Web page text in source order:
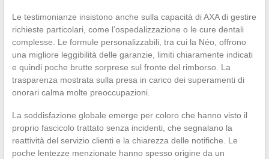
Le testimonianze insistono anche sulla capacità di AXA di gestire
richieste particolari, come l’ospedalizzazione o le cure dentali
complesse. Le formule personalizzabili, tra cui la Néo, offrono
una migliore leggibilità delle garanzie, limiti chiaramente indicati
e quindi poche brutte sorprese sul fronte del rimborso. La
trasparenza mostrata sulla presa in carico dei superamenti di
onorari calma molte preoccupazioni.
La soddisfazione globale emerge per coloro che hanno visto il
proprio fascicolo trattato senza incidenti, che segnalano la
reattività del servizio clienti e la chiarezza delle notifiche. Le
poche lentezze menzionate hanno spesso origine da un